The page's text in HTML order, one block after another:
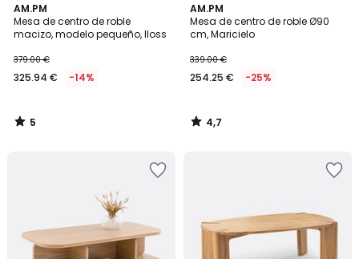
AM.PM
Mesa de centro de roble
macizo, modelo pequeño, Iloss
379.00 €
325.94 € -14%
5
/
5
5
/
AM.PM
Mesa de centro de roble Ø90
cm, Maricielo
339.00 €
254.25 € -25%
4,7
/ 5
4,7
/